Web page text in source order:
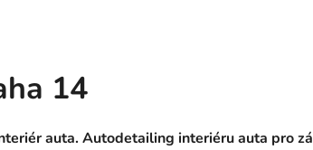
14
auta. Autodetailing interiéru auta pro